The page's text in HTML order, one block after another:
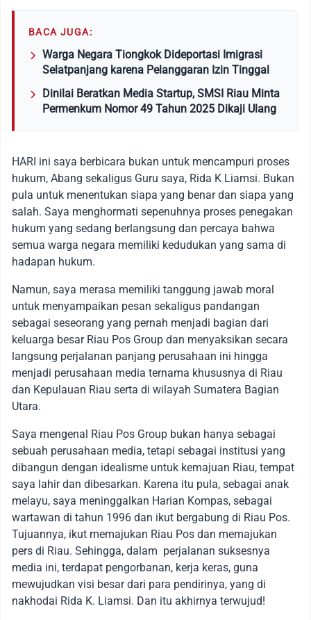
BACA JUGA:
Warga Negara Tiongkok Dideportasi Imigrasi
Selatpanjang karena Pelanggaran Izin Tinggal
Dinilai Beratkan Media Startup, SMSI Riau Minta
Permenkum Nomor 49 Tahun 2025 Dikaji Ulang
HARI ini saya berbicara bukan untuk mencampuri proses
hukum, Abang sekaligus Guru saya, Rida K Liamsi. Bukan
pula untuk menentukan siapa yang benar dan siapa yang
salah. Saya menghormati sepenuhnya proses penegakan
hukum yang sedang berlangsung dan percaya bahwa
semua warga negara memiliki kedudukan yang sama di
hadapan hukum.
Namun, saya merasa memiliki tanggung jawab moral
untuk menyampaikan pesan sekaligus pandangan
sebagai seseorang yang pernah menjadi bagian dari
keluarga besar Riau Pos Group dan menyaksikan secara
langsung perjalanan panjang perusahaan ini hingga
menjadi perusahaan media ternama khususnya di Riau
dan Kepulauan Riau serta di wilayah Sumatera Bagian
Utara.
Saya mengenal Riau Pos Group bukan hanya sebagai
sebuah perusahaan media, tetapi sebagai institusi yang
dibangun dengan idealisme untuk kemajuan Riau, tempat
saya lahir dan dibesarkan. Karena itu pula, sebagai anak
melayu, saya meninggalkan Harian Kompas, sebagai
wartawan di tahun 1996 dan ikut bergabung di Riau Pos.
Tujuannya, ikut memajukan Riau Pos dan memajukan
pers di Riau. Sehingga, dalam perjalanan suksesnya
media ini, terdapat pengorbanan, kerja keras, guna
mewujudkan visi besar dari para pendirinya, yang di
nakhodai Rida K. Liamsi. Dan itu akhirnya terwujud!